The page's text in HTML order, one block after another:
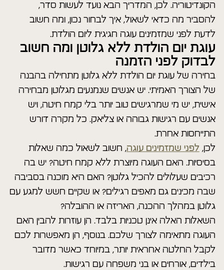
הקונדיטוריה. לכן, המדריך הבא נועד לעשות סדר,
להסביר מה כדאי לשאול, איך לבחור נכון, ומה חשוב
לדעת לפני שמזמינים עוגה חגיגית ליום הולדת.
עוגת יום הולדת ללא גלוטן ומה חשוב
לבדוק לפני הזמנה
בחירה של עוגת יום הולדת ללא גלוטן מתחילה בהבנה
של הצורך האמיתי. יש אנשים שנמנעים מגלוטן מבחירה
אישית, יש מי שמרגישים טוב יותר בלי קמח חיטה, ויש
אנשים עם רגישות גבוהה או צליאק. כל מקרה דורש
התייחסות אחרת.
לכן, לפני שמזמינים עוגה, חשוב לשאול כמה שאלות
בסיסיות. האם העוגה מיוצרת ללא קמח חיטה? יש בה
רכיבים שעלולים להכיל גלוטן? האם היא מוכנה בסביבה
שבה מכינים גם מאפים רגילים? או שקיים חשש למגע עם
גלוטן במהלך ההכנה, האריזה או ההובלה?
השאלות האלה אינן טכניות בלבד. הן עוזרות להבין האם
העוגה מתאימה לצורך שלכם. בנוסף, הן מאפשרות לכם
לקבל החלטה אחראית יותר, במיוחד כאשר מדובר
בילדים, אורחים או בני משפחה עם רגישות.